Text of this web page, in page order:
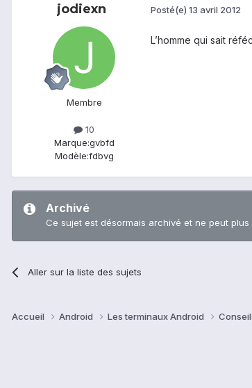
jodiexn
Membre
10
Marque:gvbfd
Modèle:fdbvg
Posté(e) 13 avril 2012
L’homme qui sait
Archivé
Ce sujet est désormais archivé et ne peut
Aller sur la liste des sujets
Accueil Android Les terminaux Android